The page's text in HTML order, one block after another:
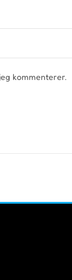
kommenterer.